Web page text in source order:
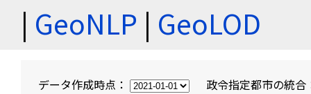
| GeoNLP | GeoLOD
データ作成時点： 政令指定都市の統